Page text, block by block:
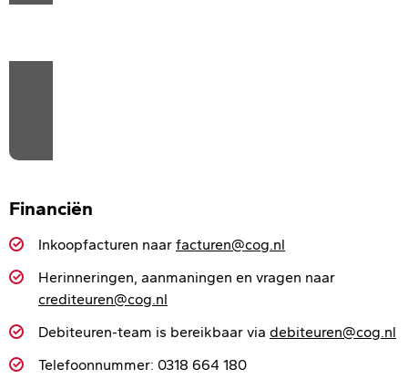
Maps content.
Financiën
Inkoopfacturen naar facturen@cog.nl
Herinneringen, aanmaningen en vragen naar
crediteuren@cog.nl
Debiteuren-team is bereikbaar via debiteuren@cog.nl
Telefoonnummer: 0318 664 180